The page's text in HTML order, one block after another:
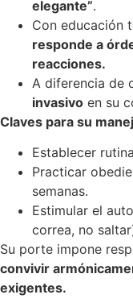
elegante”.
Con educación
responde a
reacciones.
A diferencia de
invasivo en su
Claves para su
Establecer
Practicar
semanas.
Estimular el
correa, no
Su porte impone
convivir
exigentes.